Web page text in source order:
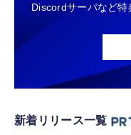
Discordサーバなど特
新着リリース一覧